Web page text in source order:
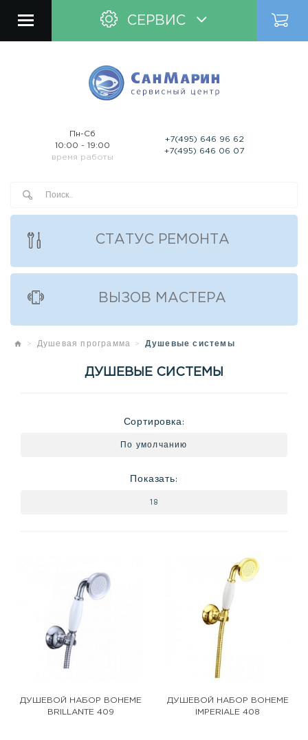
СЕРВИС
Пн-Сб
10:00 - 19:00
время работы
+7(495) 646 96 62
+7(495) 646 06 07
СТАТУС РЕМОНТА
ВЫЗОВ МАСТЕРА
Душевая программа Душевые системы
ДУШЕВЫЕ СИСТЕМЫ
Сортировка:
Показать:
ДУШЕВОЙ НАБОР BOHEME
BRILLANTE 409
ДУШЕВОЙ НАБОР BOHEME
IMPERIALE 408